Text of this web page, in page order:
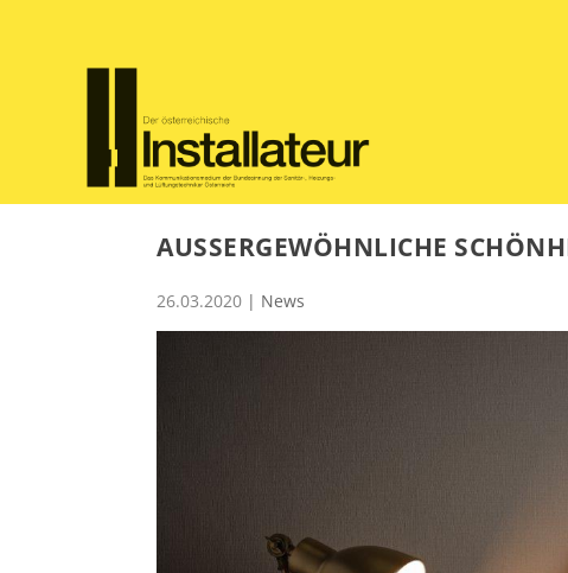
AUSSERGEWÖHNLICHE
26.03.2020 | News